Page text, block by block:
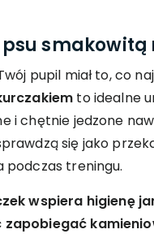
pupil miał to, co
to idealne
i chętnie jedzone
się jako
podczas treningu.
wspiera higienę